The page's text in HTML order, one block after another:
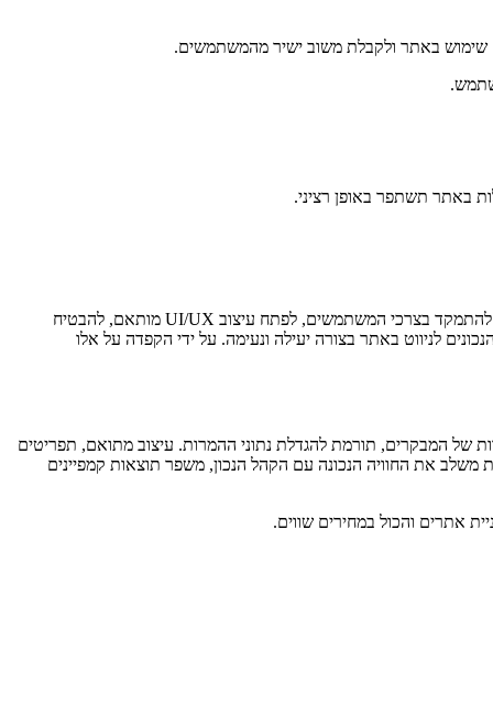
שימוש באתר ולקבלת משוב ישיר מהמשתמשים.
באתר תשתפר באופן רציני.
שדרוג חווית המשתמש באתר הוא תהליך מרכזי המשפיע על ההתנהלות וההצלחה שלו. על מנת ליצור ממשק משתמש ידידותי, נגיש ומותאם אישית, יש להתמקד בצרכי המשתמשים, לפתח עיצוב UI/UX מותאם, להבטיח
לניווט באתר בצורה יעילה ונעימה. על ידי הקפדה על אלו
של המבקרים, תורמת להגדלת נתוני ההמרות. עיצוב מתואם, תפריטים
משלב את החוויה הנכונה עם הקהל הנכון, משפר תוצאות קמפיינים
אתרים והכול במחירים שווים.